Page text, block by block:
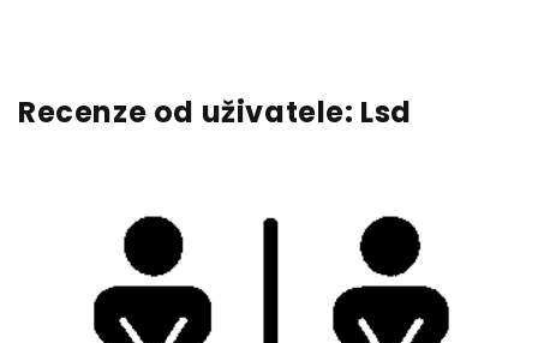
Recenze od uživatele: Lsd